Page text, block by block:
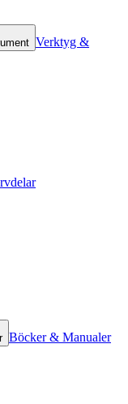
Verktyg &
Böcker & Manualer